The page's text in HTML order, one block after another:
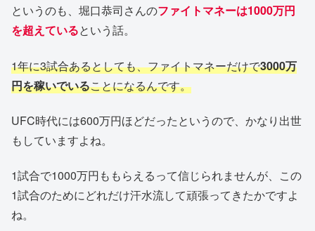
というのも、堀口恭司さんのファイトマネーは1000万円
を超えているという話。
1年に3試合あるとしても、ファイトマネーだけで3000万
円を稼いでいることになるんです。
UFC時代には600万円ほどだったというので、かなり出世
もしていますよね。
1試合で1000万円ももらえるって信じられませんが、この
1試合のためにどれだけ汗水流して頑張ってきたかですよ
ね。